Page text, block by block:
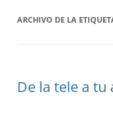
ARCHIVO DE LA
De la tele a tu